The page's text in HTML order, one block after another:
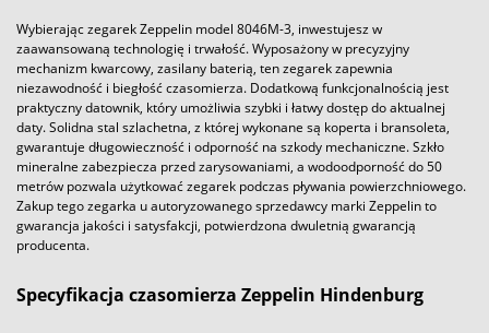
Wybierając zegarek Zeppelin model 8046M-3, inwestujesz w
zaawansowaną technologię i trwałość. Wyposażony w precyzyjny
mechanizm kwarcowy, zasilany baterią, ten zegarek zapewnia
niezawodność i biegłość czasomierza. Dodatkową funkcjonalnością jest
praktyczny datownik, który umożliwia szybki i łatwy dostęp do aktualnej
daty. Solidna stal szlachetna, z której wykonane są koperta i bransoleta,
gwarantuje długowieczność i odporność na szkody mechaniczne. Szkło
mineralne zabezpiecza przed zarysowaniami, a wodoodporność do 50
metrów pozwala użytkować zegarek podczas pływania powierzchniowego.
Zakup tego zegarka u autoryzowanego sprzedawcy marki Zeppelin to
gwarancja jakości i satysfakcji, potwierdzona dwuletnią gwarancją
producenta.
Specyfikacja czasomierza Zeppelin Hindenburg